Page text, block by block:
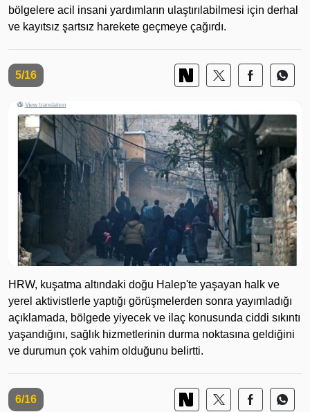
bölgelere acil insani yardımların ulaştırılabilmesi için derhal
ve kayıtsız şartsız harekete geçmeye çağırdı.
5/16
HRW, kuşatma altındaki doğu Halep'te yaşayan halk ve
yerel aktivistlerle yaptığı görüşmelerden sonra yayımladığı
açıklamada, bölgede yiyecek ve ilaç konusunda ciddi sıkıntı
yaşandığını, sağlık hizmetlerinin durma noktasına geldiğini
ve durumun çok vahim olduğunu belirtti.
6/16